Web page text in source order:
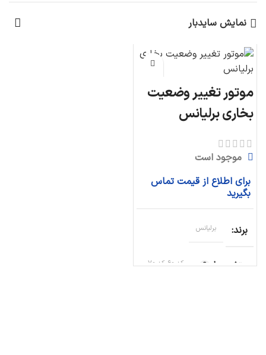
نمایش سایدبار
موتور تغییر وضعیت
بخاری برلیانس
موجود است
برای اطلاع از قیمت تماس
بگیرید
برند برلیانس
متغیر ها
کد ۶۰, کد ۷۰,